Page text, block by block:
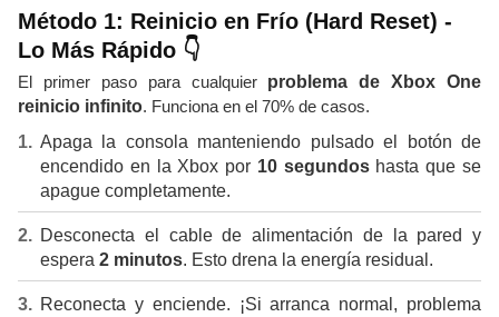
Método 1: Reinicio en Frío (Hard Reset) -
Lo Más Rápido 👇
El primer paso para cualquier problema de Xbox One
reinicio infinito. Funciona en el 70% de casos.
Apaga la consola manteniendo pulsado el botón de
encendido en la Xbox por 10 segundoshasta que se
apague completamente.
Desconecta el cable de alimentación de la pared y
espera 2 minutos. Esto drena la energía residual.
Reconecta y enciende. ¡Si arranca normal, problema